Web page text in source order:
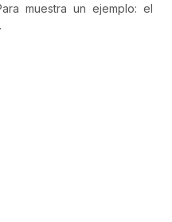
muestra un ejemplo: el